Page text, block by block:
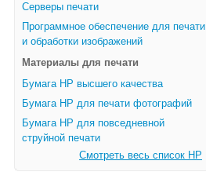
Серверы печати
Программное обеспечение для печати
и обработки изображений
Материалы для печати
Бумага HP высшего качества
Бумага HP для печати фотографий
Бумага HP для повседневной
струйной печати
Смотреть весь список HP